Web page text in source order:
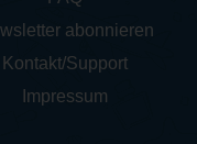
abonnieren
Kontakt/Support
Impressum